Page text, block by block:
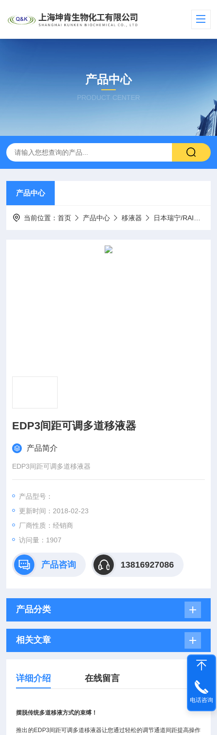
产品中心
PRODUCT CENTER
产品中心
当前位置：首页 产品中心 移液器 日本瑞宁/RAININ/ 移液器
EDP3间距可调多道移液器
产品简介
EDP3间距可调多道移液器
产品型号：
更新时间：2018-02-23
厂商性质：经销商
访问量：1907
产品咨询 13816927086
产品分类
相关文章
详细介绍 在线留言
摆脱传统多道移液方式的束缚！
推出的EDP3间距可调多道移液器让您通过轻松的调节通道间距提高操作
电话咨询